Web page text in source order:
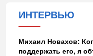
ИНТЕРВЬЮ
Михаил Новахов:
поддержать его, я